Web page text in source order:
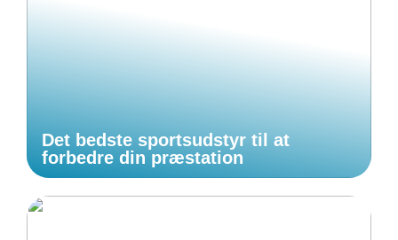
Det bedste sportsudstyr til at
forbedre din præstation